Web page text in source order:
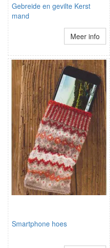
Gebreide en gevilte Kerst
mand
Meer info
Smartphone hoes